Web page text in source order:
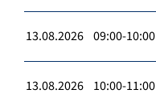
13.08.2026 09:00-10:00
13.08.2026 10:00-11:00